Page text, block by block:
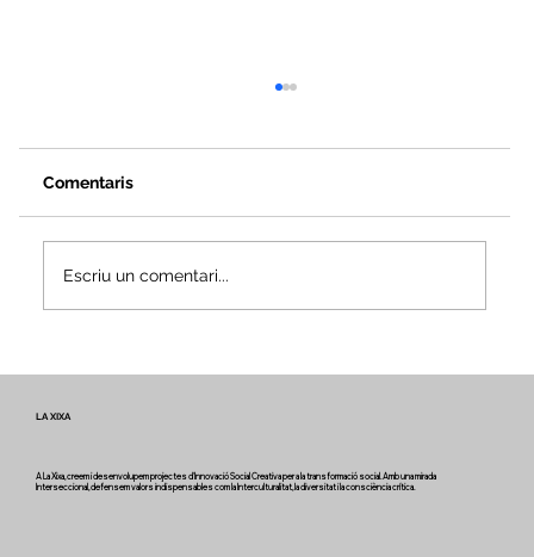
Comentaris
Escriu un comentari...
LA XIXA
A La Xixa, creem i desenvolupem projectes d'Innovació Social Creativa per a la transformació social. Amb una mirada
Interseccional, defensem valors indispensables com la Interculturalitat, la diversitat i la consciència crítica.